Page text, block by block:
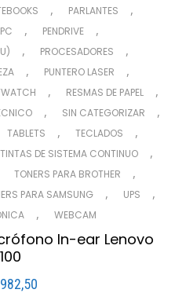
, PARLANTES ,
, PENDRIVE ,
, PROCESADORES ,
, PUNTERO LASER ,
, RESMAS DE PAPEL ,
, SIN CATEGORIZAR ,
TABLETS , TECLADOS ,
TINTAS DE SISTEMA CONTINUO ,
TONERS PARA BROTHER ,
PARA SAMSUNG , UPS ,
, WEBCAM
In-ear Lenovo
100